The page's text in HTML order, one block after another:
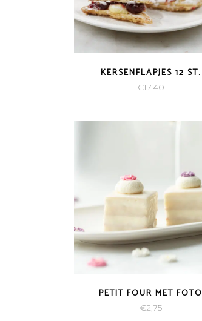
KERSENFLAPJES 12 ST.
€17,40
PETIT FOUR MET FOTO
€2,75